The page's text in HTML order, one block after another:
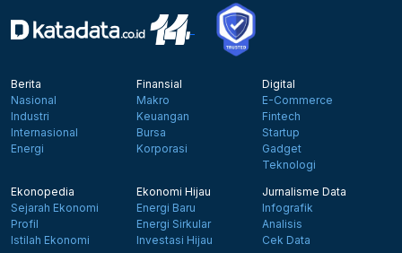
Berita
Nasional
Industri
Internasional
Energi
Finansial
Makro
Keuangan
Bursa
Korporasi
Digital
E-Commerce
Fintech
Startup
Gadget
Teknologi
Ekonopedia
Sejarah Ekonomi
Profil
Istilah Ekonomi
Ekonomi Hijau
Energi Baru
Energi Sirkular
Investasi Hijau
Jurnalisme Data
Infografik
Analisis
Cek Data